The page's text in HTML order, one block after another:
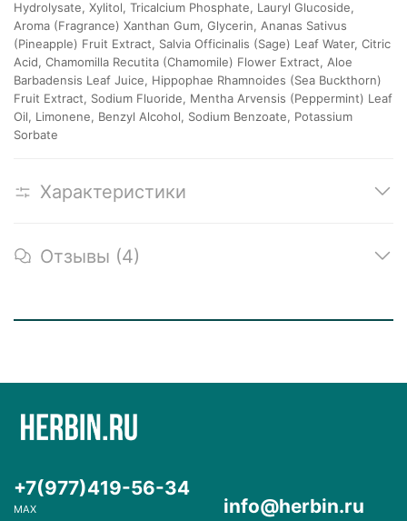
Hydrolysate, Xylitol, Tricalcium Phosphate, Lauryl Glucoside,
Aroma (Fragrance) Xanthan Gum, Glycerin, Ananas Sativus
(Pineapple) Fruit Extract, Salvia Officinalis (Sage) Leaf Water, Citric
Acid, Chamomilla Recutita (Chamomile) Flower Extract, Aloe
Barbadensis Leaf Juice, Hippophae Rhamnoides (Sea Buckthorn)
Fruit Extract, Sodium Fluoride, Mentha Arvensis (Peppermint) Leaf
Oil, Limonene, Benzyl Alcohol, Sodium Benzoate, Potassium
Sorbate
Характеристики
Отзывы (4)
+7(977)419-56-34
MAX info@herbin.ru